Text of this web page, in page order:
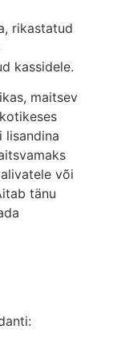
rikastatud
kassidele.
maitsev
või
tänu